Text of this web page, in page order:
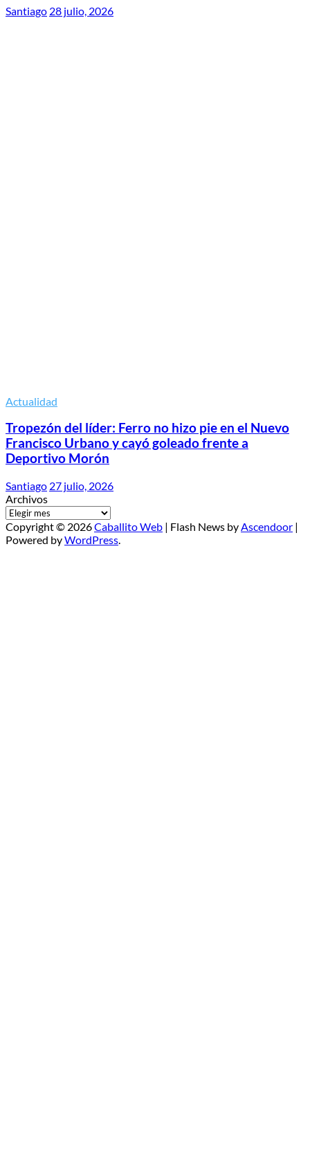
Santiago 28 julio, 2026
Actualidad
Tropezón del líder: Ferro no hizo pie en el Nuevo
Francisco Urbano y cayó goleado frente a
Deportivo Morón
Santiago 27 julio, 2026
Archivos
Copyright © 2026Caballito Web | Flash News byAscendoor |
Powered byWordPress.